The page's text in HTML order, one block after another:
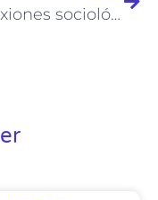
Reflexiones sociológicas sobre los cambios en la alimentación actual.